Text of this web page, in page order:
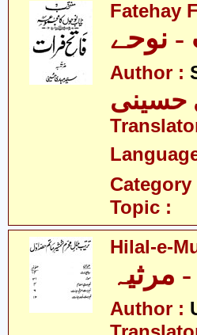
Fatehay
- نوحے
Author :
حسینی
Category
Topic :
Hilal-e-
مرثیہ
Author :